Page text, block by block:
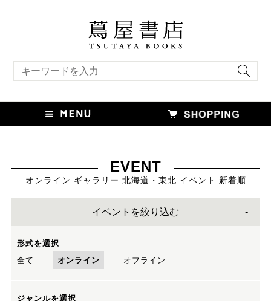
EVENT
オンライン ギャラリー 北海道・東北 イベント 新着順
イベントを絞り込む
形式を選択
全て
オンライン オフライン
ジャンルを選択